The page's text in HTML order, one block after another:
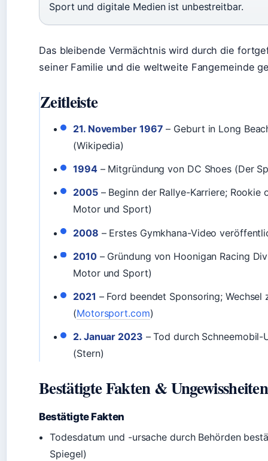
Sport und digitale Medien ist unbestreitbar.
Das bleibende Vermächtnis wird durch die
seiner Familie und die weltweite Fangemeinde
Zeitleiste
21. November 1967 – Geburt in Long
(Wikipedia)
1994– Mitgründung von DC Shoes (Der
2005– Beginn der Rallye-Karriere; Rookie
Motor und Sport)
2008 – Erstes Gymkhana-Video
2010– Gründung von Hoonigan Racing
Motor und Sport)
2021 – Ford beendet Sponsoring; Wechsel
(Motorsport.com)
2. Januar 2023 – Tod durch Schneemobil-
(Stern)
Bestätigte Fakten & Ungewissheiten
Bestätigte Fakten
Todesdatum und -ursache durch Behörden
Spiegel)